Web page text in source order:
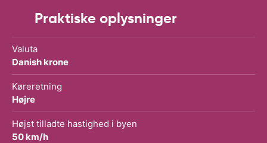
Praktiske oplysninger
Valuta
Danish krone
Køreretning
Højre
Højst tilladte hastighed i byen
50 km/h